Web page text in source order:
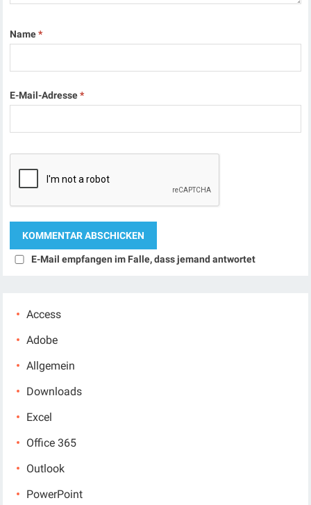
Name*
E-Mail-Adresse*
E-Mail empfangen im Falle, dass jemand antwortet
Access
Adobe
Allgemein
Downloads
Excel
Office 365
Outlook
PowerPoint